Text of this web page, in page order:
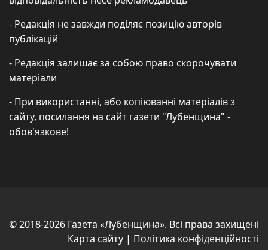
- Редакція не завжди поділяє позицію авторів
публікацій
- Редакція залишає за собою право скорочувати
матеріали
- При використанні, або копіюванні матеріалів з
сайту, посилання на сайт газети "Лубенщина" -
обов'язкове!
© 2018-2026 Газета «Лубенщина». Всі права захищені
Карта сайту | Політика конфіденційності